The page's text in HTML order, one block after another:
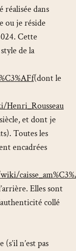
dans
ou je réside
Cette
de la
(dont le
et dont je
Toutes les
encadrées
Elles sont
collé
n’est pas